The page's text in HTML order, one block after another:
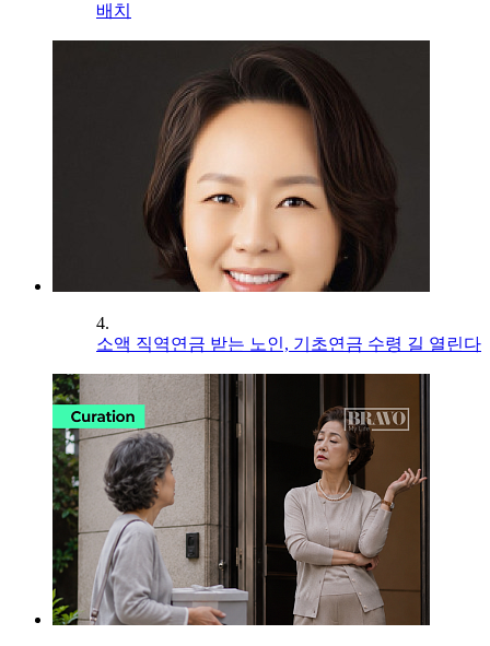
배치
4.
소액 직역연금 받는 노인, 기초연금 수령 길 열린다